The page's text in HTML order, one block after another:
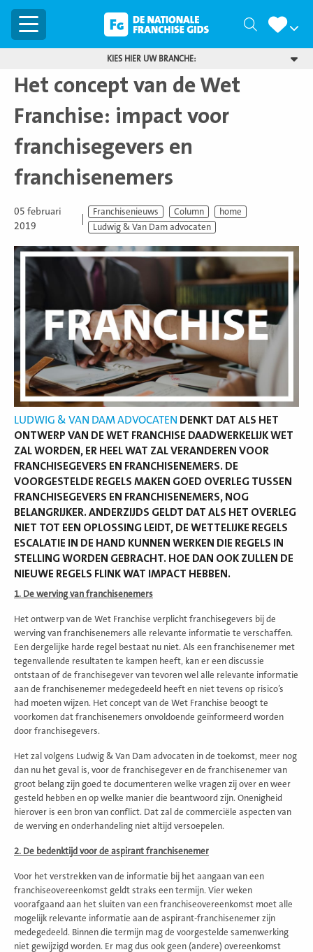
Menu Zoeken
KIES HIER UW BRANCHE:
Het concept van de Wet
Franchise: impact voor
franchisegevers en
franchisenemers
05 februari
2019
Franchisenieuws Column
home
Ludwig & Van Dam advocaten
LUDWIG & VAN DAM ADVOCATEN DENKT DAT ALS HET
ONTWERP VAN DE WET FRANCHISE DAADWERKELIJK WET
ZAL WORDEN, ER HEEL WAT ZAL VERANDEREN VOOR
FRANCHISEGEVERS EN FRANCHISENEMERS. DE
VOORGESTELDE REGELS MAKEN GOED OVERLEG TUSSEN
FRANCHISEGEVERS EN FRANCHISENEMERS, NOG
BELANGRIJKER. ANDERZIJDS GELDT DAT ALS HET OVERLEG
NIET TOT EEN OPLOSSING LEIDT, DE WETTELIJKE REGELS
ESCALATIE IN DE HAND KUNNEN WERKEN DIE REGELS IN
STELLING WORDEN GEBRACHT. HOE DAN OOK ZULLEN DE
NIEUWE REGELS FLINK WAT IMPACT HEBBEN.
1. De werving van franchisenemers
Het ontwerp van de Wet Franchise verplicht franchisegevers bij de
werving van franchisenemers alle relevante informatie te verschaffen.
Een dergelijke harde regel bestaat nu niet. Als een franchisenemer met
tegenvallende resultaten te kampen heeft, kan er een discussie
ontstaan of de franchisegever van tevoren wel alle relevante informatie
aan de franchisenemer medegedeeld heeft en niet tevens op risico’s
had moeten wijzen. Het concept van de Wet Franchise beoogt te
voorkomen dat franchisenemers onvoldoende geïnformeerd worden
door franchisegevers.
Het zal volgens Ludwig & Van Dam advocaten in de toekomst, meer nog
dan nu het geval is, voor de franchisegever en de franchisenemer van
groot belang zijn goed te documenteren welke vragen zij over en weer
gesteld hebben en op welke manier die beantwoord zijn. Onenigheid
hierover is een bron van conflict. Dat zal de commerciële aspecten van
de werving en onderhandeling niet altijd versoepelen.
2. De bedenktijd voor de aspirant franchisenemer
Voor het verstrekken van de informatie bij het aangaan van een
franchiseovereenkomst geldt straks een termijn. Vier weken
voorafgaand aan het sluiten van een franchiseovereenkomst moet alle
mogelijk relevante informatie aan de aspirant-franchisenemer zijn
medegedeeld. Binnen die termijn mag de voorgestelde samenwerking
niet gewijzigd worden. Er mag dus ook geen (andere) overeenkomst